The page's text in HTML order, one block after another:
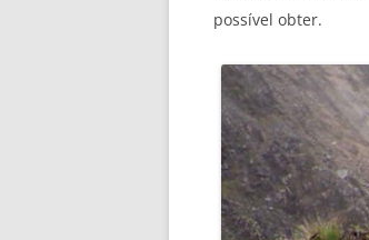
possível obter.